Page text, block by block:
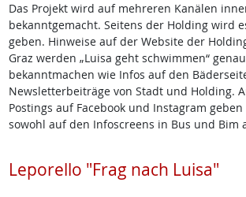
Das Projekt wird auf mehreren Kanälen
bekanntgemacht. Seitens der Holding wird
geben. Hinweise auf der Website der
Graz werden „Luisa geht schwimmen“
bekanntmachen wie Infos auf den
Newsletterbeiträge von Stadt und Holding.
Postings auf Facebook und Instagram
sowohl auf den Infoscreens in Bus und Bim
Leporello "Frag nach Luisa"